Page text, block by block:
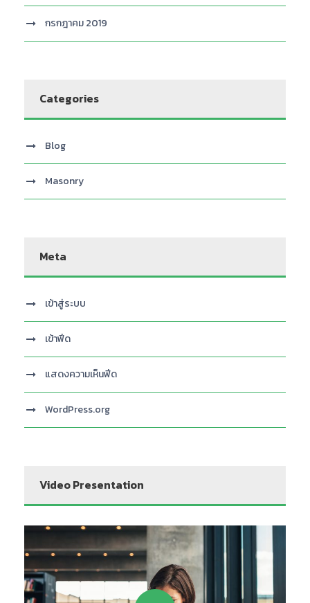
กรกฎาคม 2019
Categories
Blog
Masonry
Meta
เข้าสู่ระบบ
เข้าฟีด
แสดงความเห็นฟีด
WordPress.org
Video Presentation